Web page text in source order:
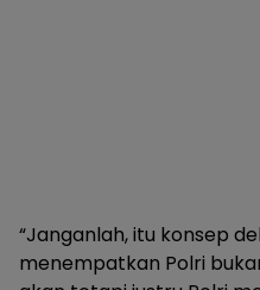
“Janganlah, itu konsep
menempatkan Polri